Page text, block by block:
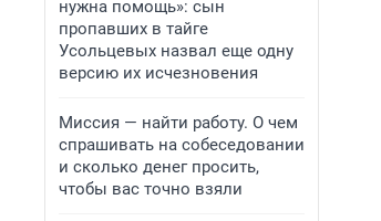
нужна помощь»: сын
пропавших в тайге
Усольцевых назвал еще одну
версию их исчезновения
Миссия — найти работу. О чем
спрашивать на собеседовании
и сколько денег просить,
чтобы вас точно взяли